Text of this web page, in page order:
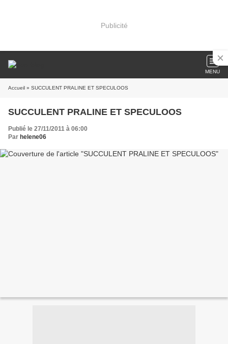
Publicité
MENU
Accueil » SUCCULENT PRALINE ET SPECULOOS
SUCCULENT PRALINE ET SPECULOOS
Publié le 27/11/2011 à 06:00
Par helene06